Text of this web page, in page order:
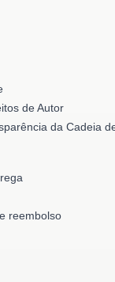
de Autor
da Cadeia
reembolso